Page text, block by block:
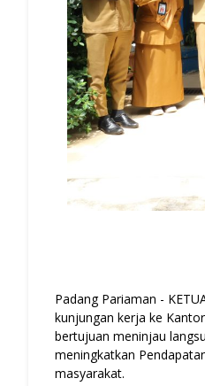
Padang Pariaman -
kunjungan kerja ke
bertujuan meninjau
meningkatkan
masyarakat.